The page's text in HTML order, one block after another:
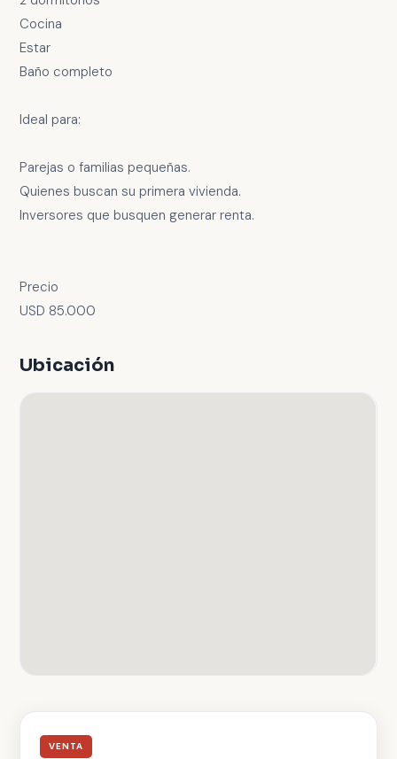
Cocina
Estar
Baño completo
Ideal para:
Parejas o familias pequeñas.
Quienes buscan su primera vivienda.
Inversores que busquen generar renta.
Precio
USD 85.000
Ubicación
VENTA